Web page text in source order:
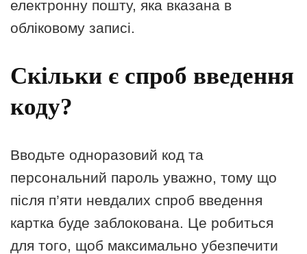
електронну пошту, яка вказана в
обліковому записі.
Скільки є спроб введення
коду?
Вводьте одноразовий код та
персональний пароль уважно, тому що
після п’яти невдалих спроб введення
картка буде заблокована. Це робиться
для того, щоб максимально убезпечити